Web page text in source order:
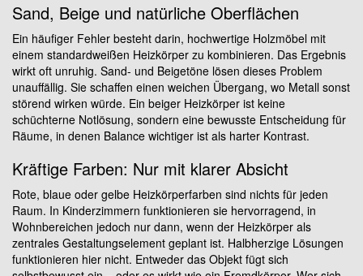
Sand, Beige und natürliche Oberflächen
Ein häufiger Fehler besteht darin, hochwertige Holzmöbel mit
einem standardweißen Heizkörper zu kombinieren. Das Ergebnis
wirkt oft unruhig. Sand- und Beigetöne lösen dieses Problem
unauffällig. Sie schaffen einen weichen Übergang, wo Metall sonst
störend wirken würde. Ein beiger Heizkörper ist keine
schüchterne Notlösung, sondern eine bewusste Entscheidung für
Räume, in denen Balance wichtiger ist als harter Kontrast.
Kräftige Farben: Nur mit klarer Absicht
Rote, blaue oder gelbe Heizkörperfarben sind nichts für jeden
Raum. In Kinderzimmern funktionieren sie hervorragend, in
Wohnbereichen jedoch nur dann, wenn der Heizkörper als
zentrales Gestaltungselement geplant ist. Halbherzige Lösungen
funktionieren hier nicht. Entweder das Objekt fügt sich